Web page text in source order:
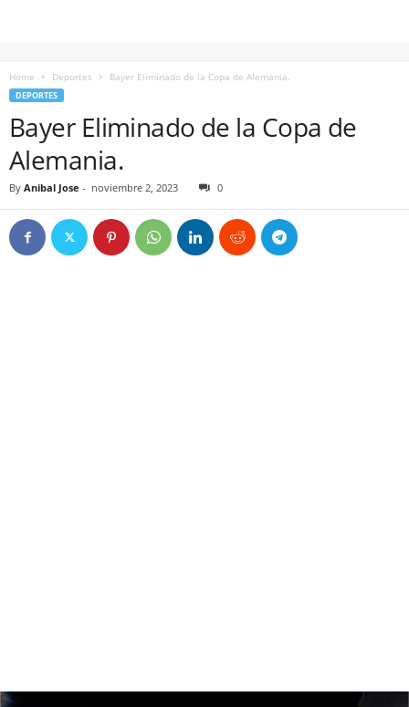
Home Deportes Bayer Eliminado de la Copa de Alemania.
DEPORTES
Bayer Eliminado de la Copa de
Alemania.
By Anibal Jose - noviembre 2, 2023 0